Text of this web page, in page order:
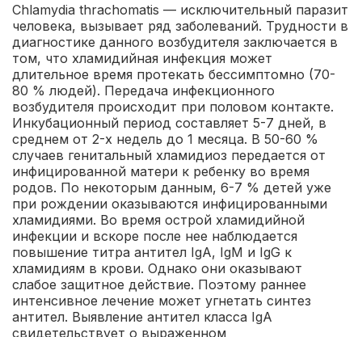
Chlamydia thrachomatis — исключительный паразит
человека, вызывает ряд заболеваний. Трудности в
диагностике данного возбудителя заключается в
том, что хламидийная инфекция может
длительное время протекать бессимптомно (70-
80 % людей). Передача инфекционного
возбудителя происходит при половом контакте.
Инкубационный период составляет 5-7 дней, в
среднем от 2-х недель до 1 месяца. В 50-60 %
случаев генитальный хламидиоз передается от
инфицированной матери к ребенку во время
родов. По некоторым данным, 6-7 % детей уже
при рождении оказываются инфицированными
хламидиями. Во время острой хламидийной
инфекции и вскоре после нее наблюдается
повышение титра антител IgА, IgМ и IgG к
хламидиям в крови. Однако они оказывают
слабое защитное действие. Поэтому раннее
интенсивное лечение может угнетать синтез
антител. Выявление антител класса IgА
свидетельствует о выраженном